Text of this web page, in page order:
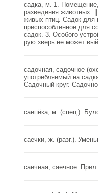
садка, м. 1.
разведения животных.
живых птиц. Садок для
приспособленное для
садок. 3. Особого
рую зверь не может
садочная, садочное
употребляемый на
Садочный круг.
саепёка, м. (спец.).
саечки, ж. (разг.).
саечная, саечное.